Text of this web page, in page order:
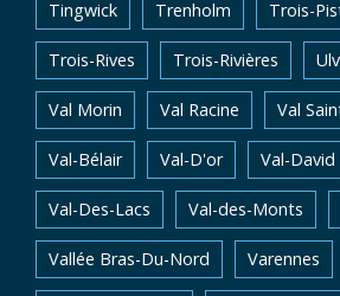
Tingwick Trenholm Trois-
Trois-Rives Trois-Rivières
Val Morin Val Racine Val
Val-Bélair Val-D'or Val-David
Val-Des-Lacs Val-des-Monts
Vallée Bras-Du-Nord Varennes